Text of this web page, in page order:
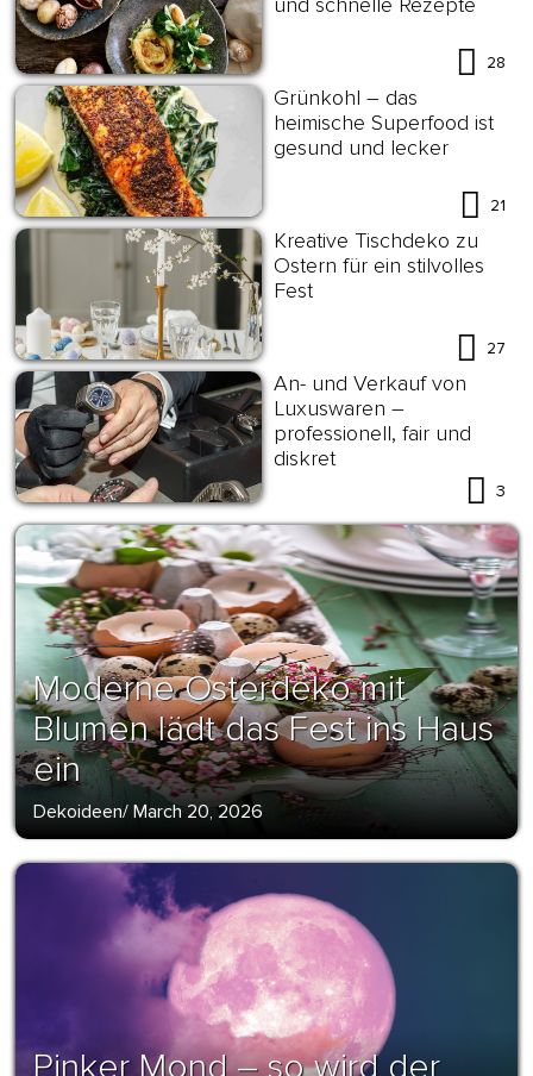
28
Grünkohl – das
heimische Superfood ist
gesund und lecker
21
Kreative Tischdeko zu
Ostern für ein stilvolles
Fest
27
An- und Verkauf von
Luxuswaren –
professionell, fair und
diskret
3
Moderne Osterdeko mit
Blumen lädt das Fest ins Haus
ein
Dekoideen/ March 20, 2026
Pinker Mond – so wird der